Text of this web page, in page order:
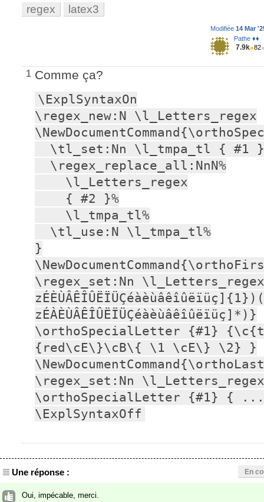
regex latex3
Modifiée 14 Mar
Pathe ♦♦
7.9k●82
1 Comme ça?
\ExplSyntaxOn
\regex_new:N \l_Letters_regex
}
\regex_set:Nn
zÉÀÈÙÂÊÎÛËÏÜÇéàèùâêîûëïüç]*)}
\orthoSpecialLetter {#1}
{red\cE\}\cB\{ \1 \cE\} \2} }
\regex_set:Nn
\orthoSpecialLetter {#1} {
\ExplSyntaxOff
Une réponse : En
Oui, impécable, merci.